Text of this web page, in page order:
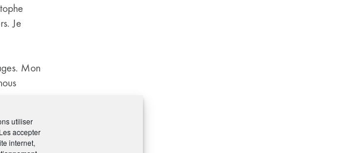
utiliser
accepter
internet,
Je
Mon